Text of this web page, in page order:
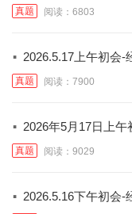
真题 阅读：6803
· 2026.5.17上午初会-
真题 阅读：7900
· 2026年5月17日上
真题 阅读：9029
· 2026.5.16下午初会-